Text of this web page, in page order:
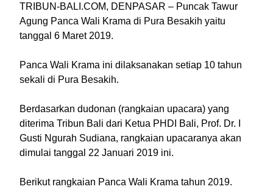
TRIBUN-BALI.COM, DENPASAR – Puncak Tawur
Agung Panca Wali Krama di Pura Besakih yaitu
tanggal 6 Maret 2019.
Panca Wali Krama ini dilaksanakan setiap 10 tahun
sekali di Pura Besakih.
Berdasarkan dudonan (rangkaian upacara) yang
diterima Tribun Bali dari Ketua PHDI Bali, Prof. Dr. I
Gusti Ngurah Sudiana, rangkaian upacaranya akan
dimulai tanggal 22 Januari 2019 ini.
Berikut rangkaian Panca Wali Krama tahun 2019.